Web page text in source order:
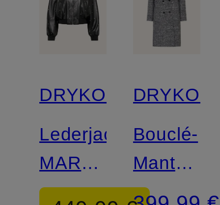
DRYKORN
Lederjacke
MARHAM
mit
Bouclé-
Mantel
WALCOT